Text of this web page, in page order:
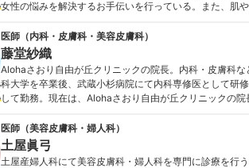
女性の悩みを解決するお手伝いを行っている。また、肌
本多釈人のプロフィール
医師（内科・皮膚科・美容皮膚科）
藤堂紗織
Alohaさおり自由が丘クリニックの院長。内科・皮膚科
科大学を卒業後、武蔵小杉病院にて内科専修医として研
して勤務。現在は、Alohaさおり自由が丘クリニックの
中。
藤堂紗織のプロフィール
医師（美容皮膚科・婦人科）
土屋眞弓
土屋産婦人科にて美容皮膚科・婦人科を専門に診療を行